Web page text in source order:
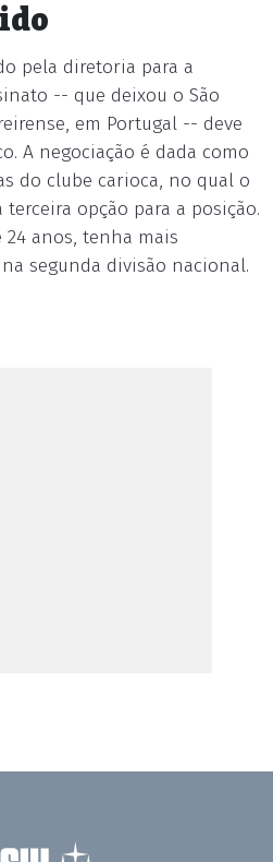
pela diretoria para a
-- que deixou o São
em Portugal -- deve
A negociação é dada como
do clube carioca, no qual o
opção para a posição.
24 anos, tenha mais
segunda divisão nacional.